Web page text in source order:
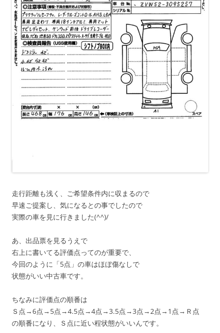
走行距離も浅く、ご希望条件内に収まるので
早速ご提案し、気になるとの事でしたので
実際の車を見に行きました(^^)/
あ、出品票を見るうえで
右上に書いてる評価点ってのが重要で、
今回のように「5点」の車はほぼ傷なしで
状態がいい中古車です。
ちなみに評価点の順番は
Ｓ点→6点→5点→4.5点→4点→3.5点→3点→2点→1点→Ｒ点
の順番になり、Ｓ点に近い程状態がいいんです。